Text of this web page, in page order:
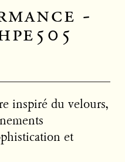
-
inspiré du velours,
et